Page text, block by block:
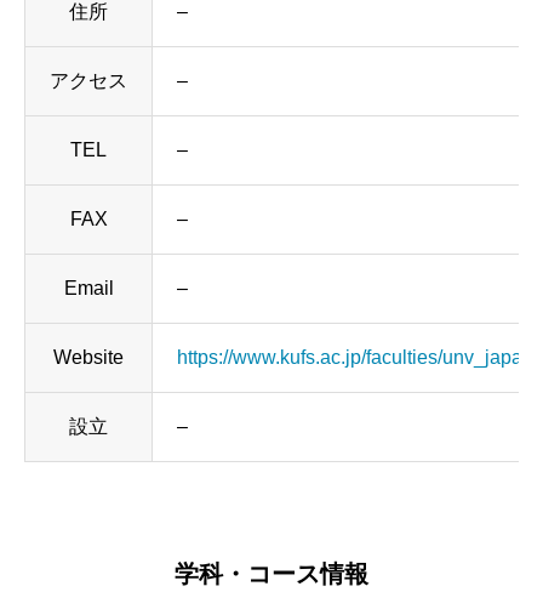
住所 –
アクセス –
TEL –
FAX –
Email –
Website https://www.kufs.ac.jp/faculties/
設立 –
学科・コース情報